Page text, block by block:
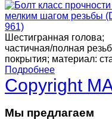
Шестигранная голова;
частичная/полная
покрытия; материал:
Подробнее
Copyright
Мы предлагаем